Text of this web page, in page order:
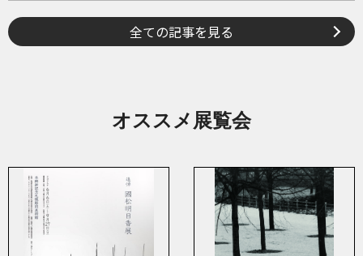
全ての記事を見る
オススメ展覧会